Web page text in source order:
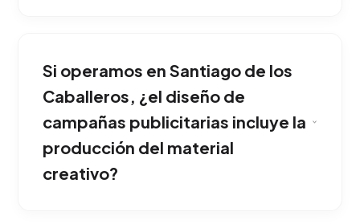
está conectado a un embudo de conversión
digital claro que captura el interés y lo
transforma en registros medibles. Ideal para
potenciar y consolidar tu presencia en
Santiago de los Caballeros.
Si operamos en Santiago de los
Caballeros, ¿el diseño de
campañas publicitarias incluye la
producción del material
creativo?